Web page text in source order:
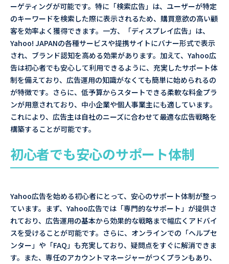
ーゲティングが可能です。特に「検索広告」は、ユーザーが特定
のキーワードを検索した際に表示されるため、購買意欲の高い顧
客を効率よく獲得できます。一方、「ディスプレイ広告」は、
Yahoo! JAPANの各種サービスや提携サイトにバナー形式で表示
され、ブランド認知を高める効果があります。加えて、Yahoo広
告は初心者でも安心して利用できるように、充実したサポート体
制を備えており、広告運用の知識がなくても簡単に始められるの
が特徴です。さらに、低予算からスタートできる柔軟な料金プラ
ンが用意されており、中小企業や個人事業主にも適しています。
これにより、広告主は自社のニーズに合わせて最適な広告戦略を
構築することが可能です。
初心者でも安心のサポート体制
Yahoo広告を始める初心者にとって、安心のサポート体制が整っ
ています。まず、Yahoo広告では「専門的なサポート」が提供さ
れており、広告運用の基本から効果的な戦略まで幅広くアドバイ
スを受けることが可能です。さらに、オンラインでの「ヘルプセ
ンター」や「FAQ」も充実しており、疑問点をすぐに解消できま
す。また、専任のアカウントマネージャーがつくプランもあり、